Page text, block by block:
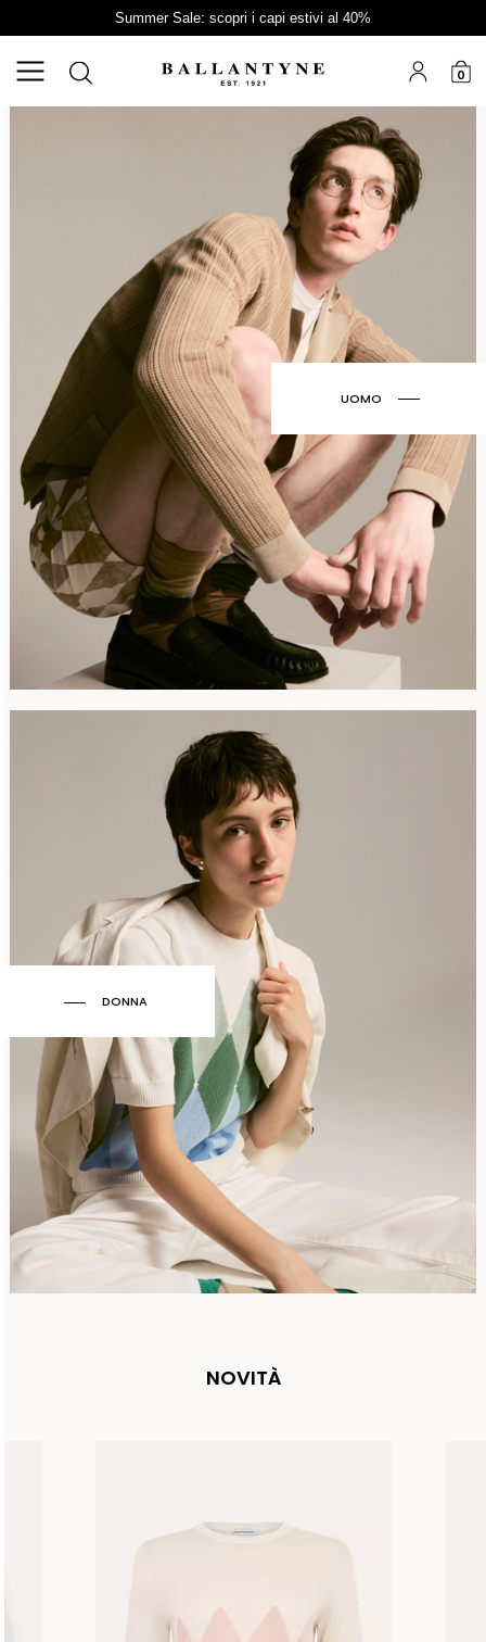
Summer Sale: scopri i capi estivi al 40%
0
DONNA
UOMO
NOVITÀ